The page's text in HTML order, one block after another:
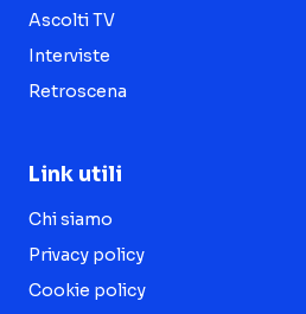
Ascolti TV
Interviste
Retroscena
Link utili
Chi siamo
Privacy policy
Cookie policy